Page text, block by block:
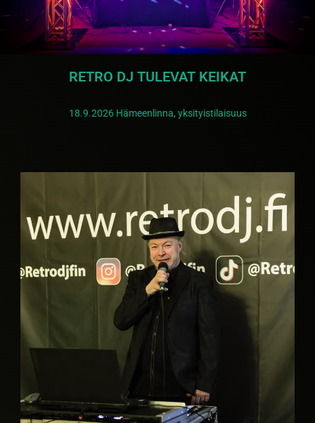
TOTEUTAMME ONNISTUNEET
RETROBILEET
TOTEUTAMME ONNISTUNEET
RETROBILEET
TOTEUTAMME ONNISTUNEET
RETROBILEET
RETRO DJ TULEVAT KEIKAT
18.9.2026 Hämeenlinna, yksityistilaisuus